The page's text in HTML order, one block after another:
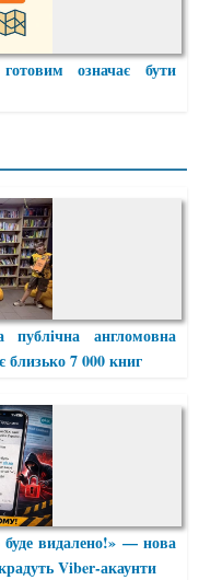
означає бути
публічна англомовна
близько 7 000 книг
буде видалено!» — нова
Viber-акаунти